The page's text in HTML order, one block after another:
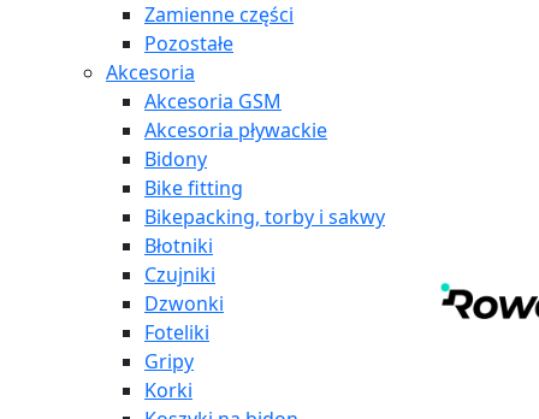
Zamienne części
Pozostałe
Akcesoria
Akcesoria GSM
Akcesoria pływackie
Bidony
Bike fitting
Bikepacking, torby i sakwy
Błotniki
Czujniki
Dzwonki
Foteliki
Gripy
Korki